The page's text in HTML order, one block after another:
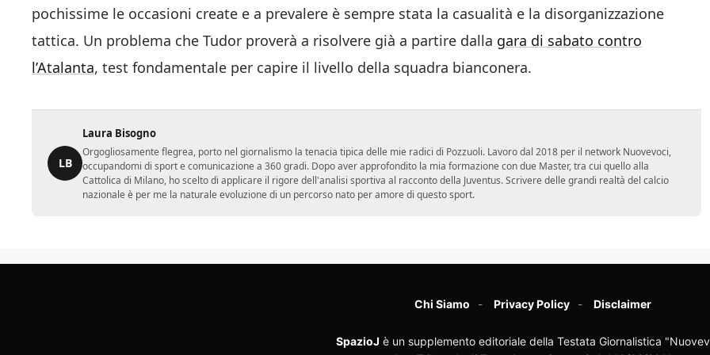
pochissime le occasioni create e a prevalere è sempre stata la casualità e la disorganizzazione
tattica. Un problema che Tudor proverà a risolvere già a partire dalla gara di sabato contro
l’Atalanta, test fondamentale per capire il livello della squadra bianconera.
LB
Laura Bisogno
Orgogliosamente flegrea, porto nel giornalismo la tenacia tipica delle mie radici di Pozzuoli. Lavoro dal 2018 per il network Nuovevoci,
occupandomi di sport e comunicazione a 360 gradi. Dopo aver approfondito la mia formazione con due Master, tra cui quello alla
Cattolica di Milano, ho scelto di applicare il rigore dell'analisi sportiva al racconto della Juventus. Scrivere delle grandi realtà del calcio
nazionale è per me la naturale evoluzione di un percorso nato per amore di questo sport.
Chi Siamo Privacy Policy Disclaimer
SpazioJ è un supplemento editoriale della Testata Giornalistica